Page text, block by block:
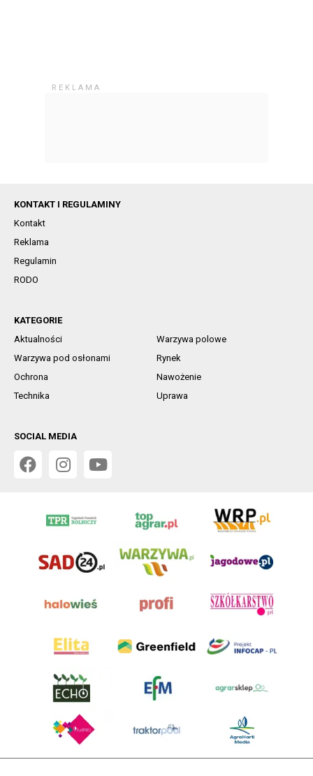
KONTAKT I REGULAMINY
Kontakt
Reklama
Regulamin
RODO
KATEGORIE
Aktualności
Warzywa polowe
Warzywa pod osłonami
Rynek
Ochrona
Nawożenie
Technika
Uprawa
SOCIAL MEDIA